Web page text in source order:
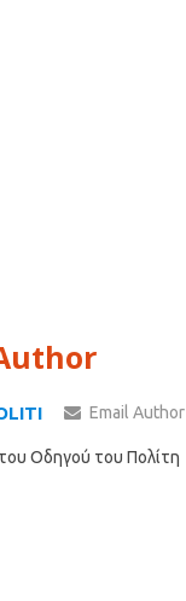
Email Author
Οδηγού του Πολίτη